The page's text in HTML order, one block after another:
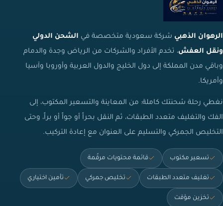
الرهوان الذهبي شركة سعودية متخصصة في الشحن الدولي
ونقل العفش، تخدم الأفراد والشركات من الرياض وجدة والدمام
وباقي مدن المملكة إلى دول الخليج والدول العربية وأوروبا وآسيا
وأمريكا.
نغطي رحلة شحنتك كاملة: من المعاينة والتسعير المكتوب، إلى
الفك والتغليف متعدد الطبقات، ثم النقل بحراً أو جواً أو براً، وحتى
التخليص الجمركي والتسليم على العنوان مع إعادة التركيب.
تسعير مكتوب قائمة محتويات مرقّمة
تغليف متعدد الطبقات تخليص جمركي تأمين اختياري
تخزين مؤقت